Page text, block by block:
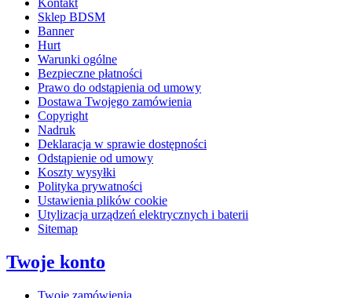
Sklep BDSM
Banner
Hurt
Warunki ogólne
Bezpieczne płatności
Prawo do odstąpienia od umowy
Dostawa Twojego zamówienia
Copyright
Nadruk
Deklaracja w sprawie dostępności
Odstąpienie od umowy
Koszty wysyłki
Polityka prywatności
Ustawienia plików cookie
Utylizacja urządzeń elektrycznych i baterii
Sitemap
Twoje konto
Twoje zamówienia